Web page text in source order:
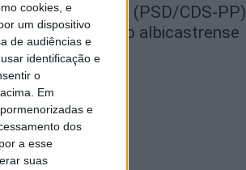
cookies, e
um dispositivo
de audiências e
identificação e
o
Em
e
dos
a esse
suas
por todos (PSD/CDS-PP)
Município albicastrense
o fecho do...
Agosto, 2026